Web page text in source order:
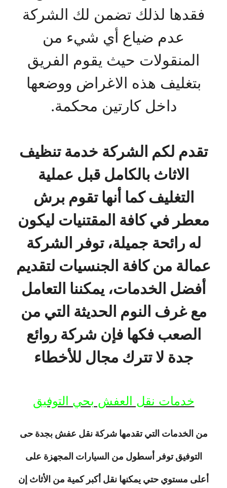
فقدها لذلك تضمن لك الشركة
عدم ضياع أي شيء من
المنقولات حيث يقوم الفريق
بتغليف هذه الاغراض ووضعها
داخل كارتين محكمة.
تقدم لكم الشركة خدمة تنظيف
الاثاث بالكامل قبل عملية
التغليف كما أنها تقوم برش
معطر في كافة المقتنيات ليكون
له رائحة جميلة، توفر الشركة
عمالة من كافة الجنسيات لتقديم
أفضل الخدمات، يمكننا التعامل
مع غرف النوم الحديثة التي من
الصعب فكها فإن شركة روائع
جدة لا تترك مجال للأخطاء
خدمات نقل العفش بحي التوفيق
من الخدمات التي تقدمها شركة نقل عفش بجدة حى
التوفيق توفر أسطول من السيارات المجهزة على
أعلى مستوي حتي يمكنها نقل أكبر كمية من الأثاث إن